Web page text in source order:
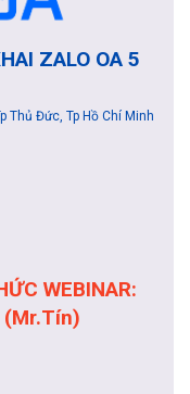
WEBINAR:
ZALO OA 5
Thủ Đức, Tp Hồ Chí Minh